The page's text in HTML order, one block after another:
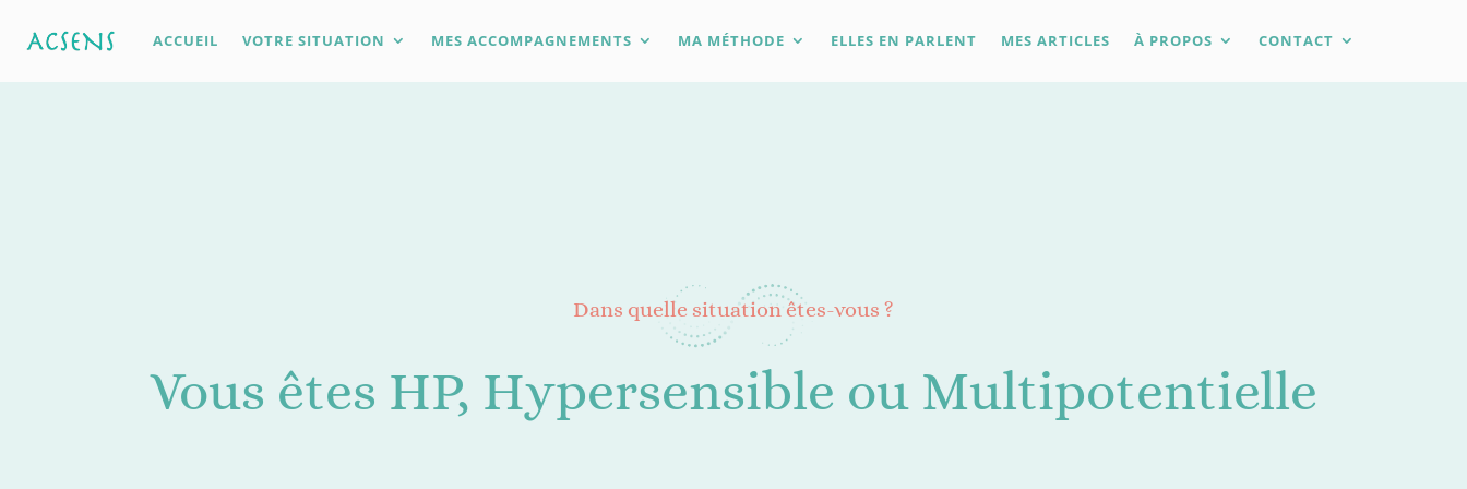
ACCUEIL VOTRE SITUATION MES ACCOMPAGNEMENTS MA MÉTHODE ELLES EN PARLENT MES ARTICLES À PROPOS CONTACT
Dans quelle situation êtes-vous ?
Vous êtes HP, Hypersensible ou Multipotentielle